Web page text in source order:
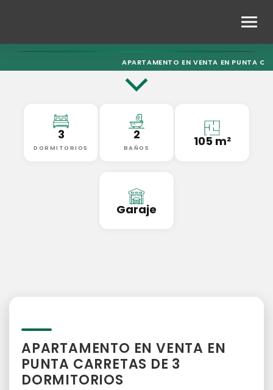
APARTAMENTO EN VENTA EN PUNTA
3
DORMITORIOS
2
BAÑOS 105 m²
Garaje
APARTAMENTO EN VENTA EN
PUNTA CARRETAS DE 3
DORMITORIOS